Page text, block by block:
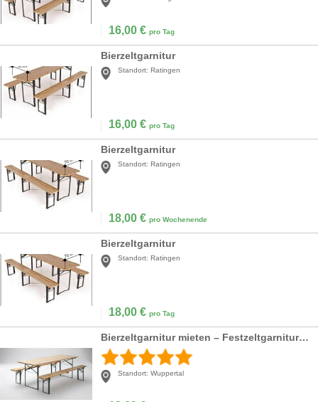
16,00 € pro Tag
Bierzeltgarnitur
Standort: Ratingen
16,00 € pro Tag
Bierzeltgarnitur
Standort: Ratingen
18,00 € pro Wochenende
Bierzeltgarnitur
Standort: Ratingen
18,00 € pro Tag
Bierzeltgarnitur mieten – Festzeltgarnitur in 50 cm oder 70 cm Breite für Events
Standort: Wuppertal